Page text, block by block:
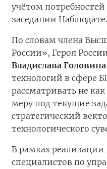
учётом
заседании
По словам члена
России», Героя
Владислава Головина
технологий в сфере
рассматривать не
меру под текущие
стратегический
технологического
В рамках
специалистов по